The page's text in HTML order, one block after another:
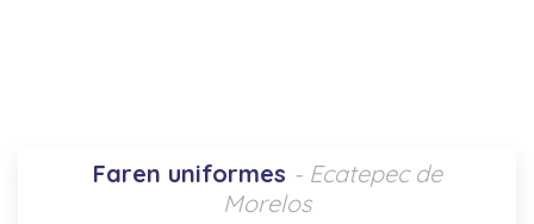
Faren uniformes - Ecatepec de
Morelos